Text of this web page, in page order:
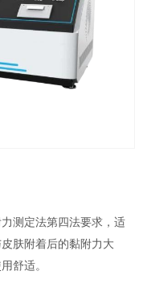
测定法第四法要求，适
肤附着后的‌黏附力大
舒适。